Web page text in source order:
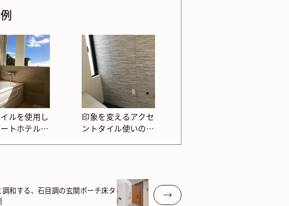
ルを使用し
トホテルの
印象を変えるアクセ
ントタイル使いのト
和する、石目調の玄関ポーチ床タ